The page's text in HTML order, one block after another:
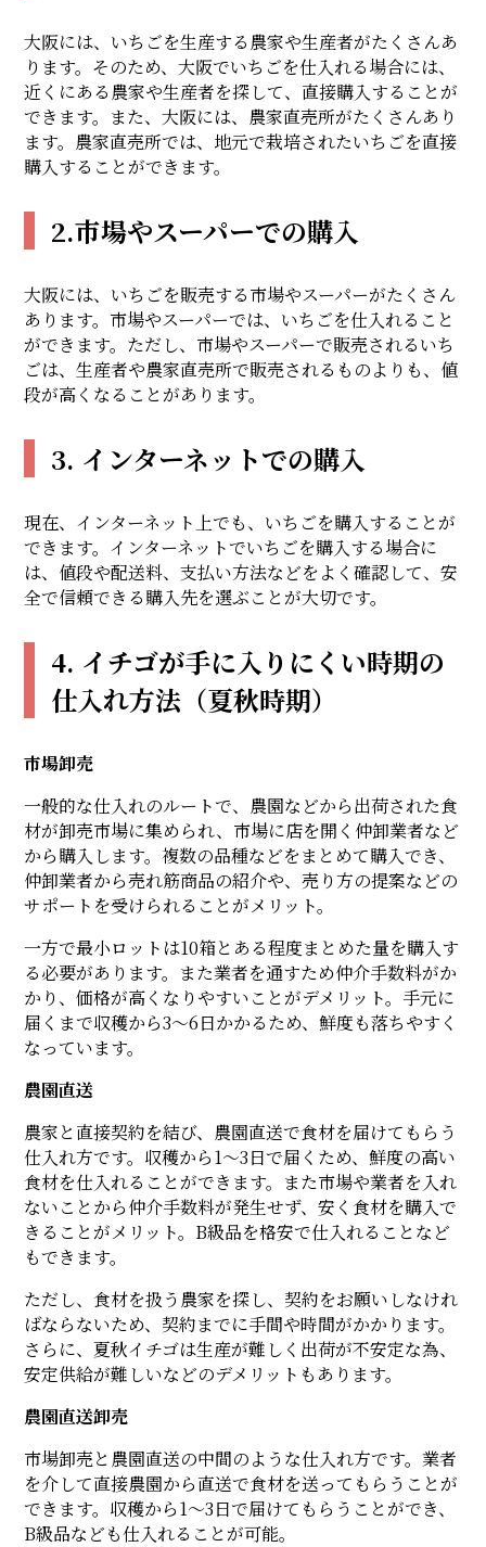
大阪には、いちごを生産する農家や生産者がたくさんあ
ります。そのため、大阪でいちごを仕入れる場合には、
近くにある農家や生産者を探して、直接購入することが
できます。また、大阪には、農家直売所がたくさんあり
ます。農家直売所では、地元で栽培されたいちごを直接
購入することができます。
2.市場やスーパーでの購入
大阪には、いちごを販売する市場やスーパーがたくさん
あります。市場やスーパーでは、いちごを仕入れること
ができます。ただし、市場やスーパーで販売されるいち
ごは、生産者や農家直売所で販売されるものよりも、値
段が高くなることがあります。
3. インターネットでの購入
現在、インターネット上でも、いちごを購入することが
できます。インターネットでいちごを購入する場合に
は、値段や配送料、支払い方法などをよく確認して、安
全で信頼できる購入先を選ぶことが大切です。
4. イチゴが手に入りにくい時期の
仕入れ方法（夏秋時期）
市場卸売
一般的な仕入れのルートで、農園などから出荷された食
材が卸売市場に集められ、市場に店を開く仲卸業者など
から購入します。複数の品種などをまとめて購入でき、
仲卸業者から売れ筋商品の紹介や、売り方の提案などの
サポートを受けられることがメリット。
一方で最小ロットは10箱とある程度まとめた量を購入す
る必要があります。また業者を通すため仲介手数料がか
かり、価格が高くなりやすいことがデメリット。手元に
届くまで収穫から3～6日かかるため、鮮度も落ちやすく
なっています。
農園直送
農家と直接契約を結び、農園直送で食材を届けてもらう
仕入れ方です。収穫から1～3日で届くため、鮮度の高い
食材を仕入れることができます。また市場や業者を入れ
ないことから仲介手数料が発生せず、安く食材を購入で
きることがメリット。B級品を格安で仕入れることなど
もできます。
ただし、食材を扱う農家を探し、契約をお願いしなけれ
ばならないため、契約までに手間や時間がかかります。
さらに、夏秋イチゴは生産が難しく出荷が不安定な為、
安定供給が難しいなどのデメリットもあります。
農園直送卸売
市場卸売と農園直送の中間のような仕入れ方です。業者
を介して直接農園から直送で食材を送ってもらうことが
できます。収穫から1～3日で届けてもらうことができ、
B級品なども仕入れることが可能。